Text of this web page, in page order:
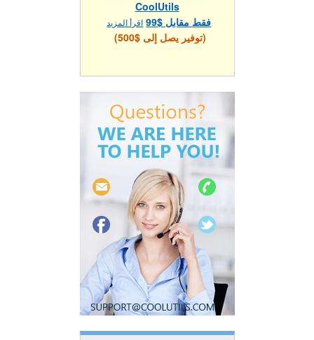
CoolUtils
فقط مقابل $99
اقرأ المزيد
(توفير يصل إلى $500)